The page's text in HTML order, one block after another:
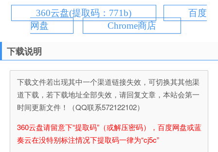
360云盘(提取码：771b)
百度
网盘
Chrome商店
下载说明
下载文件若出现其中一个渠道链接失效，可切换其其他渠
道下载，若下载地址全部失效，请回复文章，本站会第一
时间更新文件！（QQ联系572122102）
360云盘请留意下“提取码”（或解压密码），百度网盘或蓝
奏云在没特别标注情况下提取码一律为“cj5c”